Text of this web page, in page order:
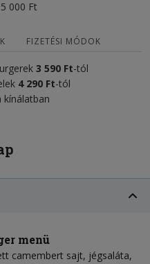
000 Ft
FIZETÉSI MÓDOK
3 590 Ft-tól
4 290 Ft-tól
kínálatban
menü
camembert sajt jégsaláta